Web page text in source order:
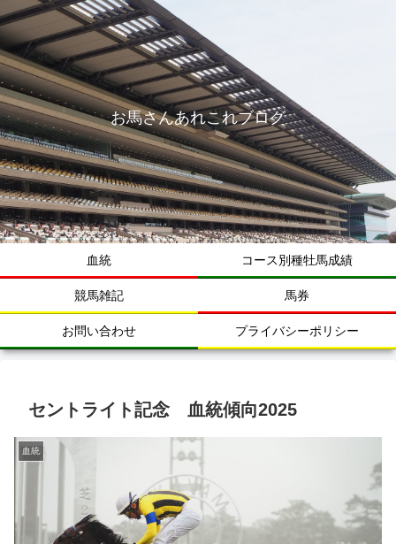
お馬さんあれこれブログ
血統 コース別種牡馬成績
競馬雑記 馬券
お問い合わせ プライバシーポリシー
セントライト記念 血統傾向2025
血統